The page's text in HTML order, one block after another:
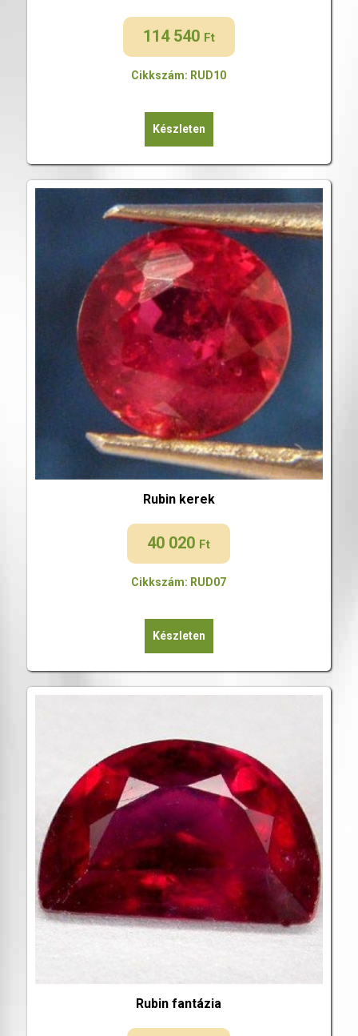
114 540 Ft
Cikkszám: RUD10
Készleten
Rubin kerek
40 020 Ft
Cikkszám: RUD07
Készleten
Rubin fantázia